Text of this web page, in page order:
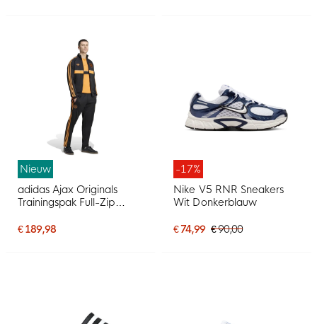
Nieuw
adidas Ajax Originals
Trainingspak Full-Zip
€ 189,98
-17%
Nike V5 RNR Sneakers
Wit Donkerblauw
€ 74,99 € 90,00